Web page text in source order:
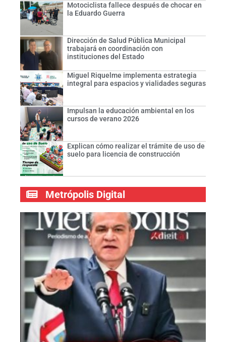
Motociclista fallece después de chocar en
la Eduardo Guerra
Dirección de Salud Pública Municipal
trabajará en coordinación con
instituciones del Estado
Miguel Riquelme implementa estrategia
integral para espacios y vialidades seguras
Impulsan la educación ambiental en los
cursos de verano 2026
Explican cómo realizar el trámite de uso de
suelo para licencia de construcción
Metrópolis Digital